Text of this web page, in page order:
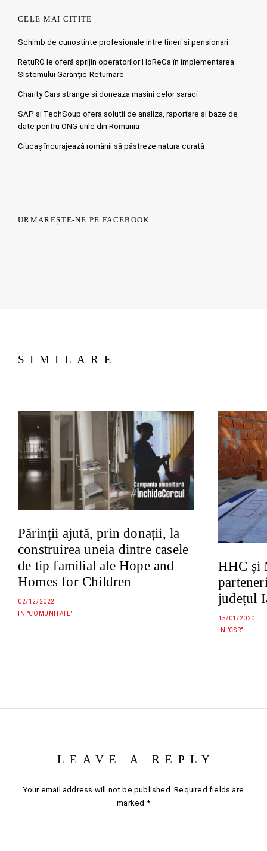
CELE MAI CITITE
Schimb de cunostinte profesionale intre tineri si pensionari
RetuRO le oferă sprijin operatorilor HoReCa în implementarea
Sistemului Garanție-Returnare
Charity Cars strange si doneaza masini celor saraci
SAP si TechSoup ofera solutii de analiza, raportare si baze de
date pentru ONG-urile din Romania
Ciucaş încurajează românii să păstreze natura curată
URMĂREȘTE-NE PE FACEBOOK
SIMILARE
Părinții ajută, prin donații, la
construirea uneia dintre casele
de tip familial ale Hope and
Homes for Children
02/12/2022
IN "COMUNITATE"
HHC și
județul
15/01/2020
IN "CSR"
LEAVE A REPLY
Your email address will not be published. Required fields are
marked *